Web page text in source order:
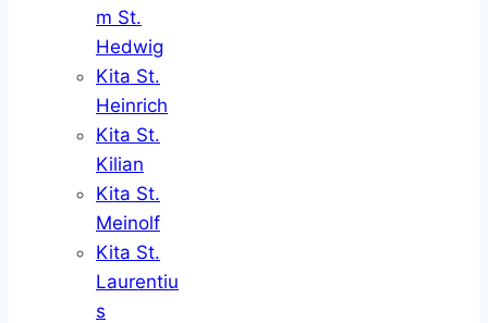
m St.
Hedwig
Kita St.
Heinrich
Kita St.
Kilian
Kita St.
Meinolf
Kita St.
Laurentiu
s